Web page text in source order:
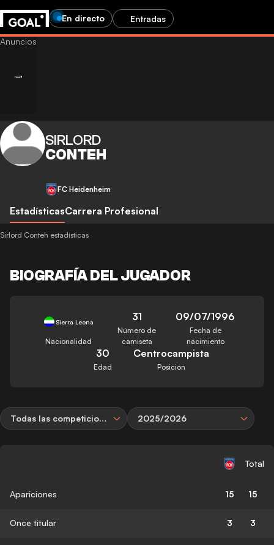
En directo Entradas
SIRLORD
CONTEH
FC Heidenheim
EstadísticasCarrera Profesional
Sirlord Conteh estadísticas
BIOGRAFÍA DEL JUGADOR
Sierra Leona
Nacionalidad
31
Número de
camiseta
09/07/1996
Fecha de
nacimiento
30
Edad
Centrocampista
Posición
Todas las competiciones 2025/2026
Total
Apariciones 15 15
Once titular 3 3